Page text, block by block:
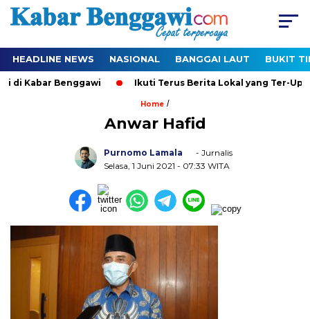
HEADLINE NEWS NASIONAL BANGGAI LAUT BUKIT
di Kabar Benggawi Ikuti Terus Berita Lokal yang Ter-
Home /
Anwar Hafid
Purnomo Lamala
- Jurnalis
Selasa, 1 Juni 2021 - 07:33 WITA